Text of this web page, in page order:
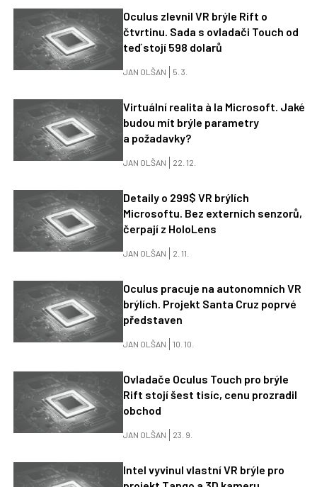
Oculus zlevnil VR brýle Rift o
čtvrtinu. Sada s ovladači Touch od
teď stojí 598 dolarů
JAN OLŠAN 5. 3.
Virtuální realita à la Microsoft. Jaké
budou mít brýle parametry
a požadavky?
JAN OLŠAN 22. 12.
Detaily o 299$ VR brýlích
Microsoftu. Bez externích senzorů,
čerpají z HoloLens
JAN OLŠAN 2. 11.
Oculus pracuje na autonomních VR
brýlích. Projekt Santa Cruz poprvé
představen
JAN OLŠAN 10. 10.
Ovladače Oculus Touch pro brýle
Rift stojí šest tisíc, cenu prozradil
obchod
JAN OLŠAN 23. 9.
Intel vyvinul vlastní VR brýle pro